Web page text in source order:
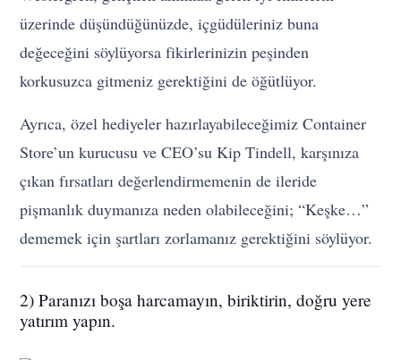
üzerinde düşündüğünüzde, içgüdüleriniz buna
değeceğini söylüyorsa fikirlerinizin peşinden
korkusuzca gitmeniz gerektiğini de öğütlüyor.
Ayrıca, özel hediyeler hazırlayabileceğimiz Container
Store’un kurucusu ve CEO’su Kip Tindell, karşınıza
çıkan fırsatları değerlendirmemenin de ileride
pişmanlık duymanıza neden olabileceğini; “Keşke…”
dememek için şartları zorlamanız gerektiğini söylüyor.
2) Paranızı boşa harcamayın, biriktirin, doğru yere
yatırım yapın.